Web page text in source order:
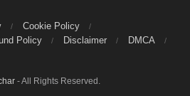
Cookie Policy
Policy Disclaimer
DMCA
- All Rights Reserved.